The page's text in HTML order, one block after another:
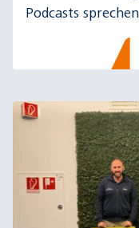
Podcasts
für alle Nostalgie-